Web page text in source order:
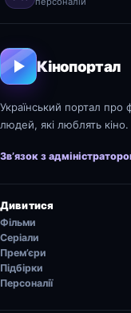
Кінопортал
Український портал про
людей, які люблять кіно.
Зв’язок з
Дивитися
Фільми
Серіали
Прем’єри
Підбірки
Персоналії